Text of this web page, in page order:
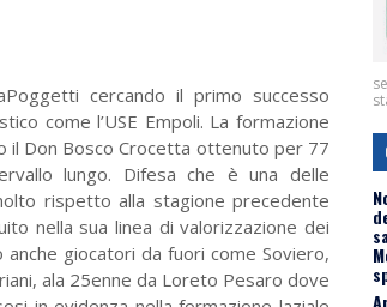
cercando il primo successo
come l’USE Empoli. La formazione
il Don Bosco Crocetta ottenuto per 77
lungo. Difesa che è una delle
rispetto alla stagione precedente
nella sua linea di valorizzazione dei
giocatori da fuori come Soviero,
ala 25enne da Loreto Pesaro dove